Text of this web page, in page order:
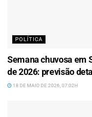
POLÍTICA
Semana chuvosa em
de 2026: previsão
18 DE MAIO DE 2026, 07:02H